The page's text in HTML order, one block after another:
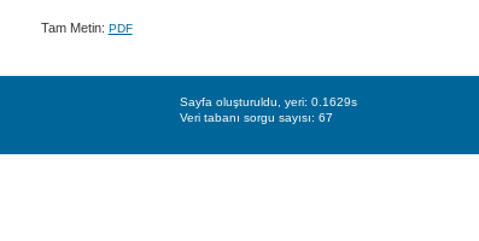
Tam Metin: PDF
Sayfa oluşturuldu, yeri: 0.1629s
Veri tabanı sorgu sayısı: 67